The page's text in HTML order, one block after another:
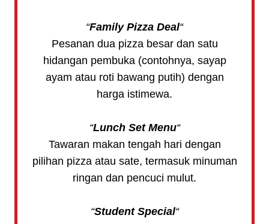
“Family Pizza Deal“
Pesanan dua pizza besar dan satu
hidangan pembuka (contohnya, sayap
ayam atau roti bawang putih) dengan
harga istimewa.
“Lunch Set Menu“
Tawaran makan tengah hari dengan
pilihan pizza atau sate, termasuk minuman
ringan dan pencuci mulut.
“Student Special“